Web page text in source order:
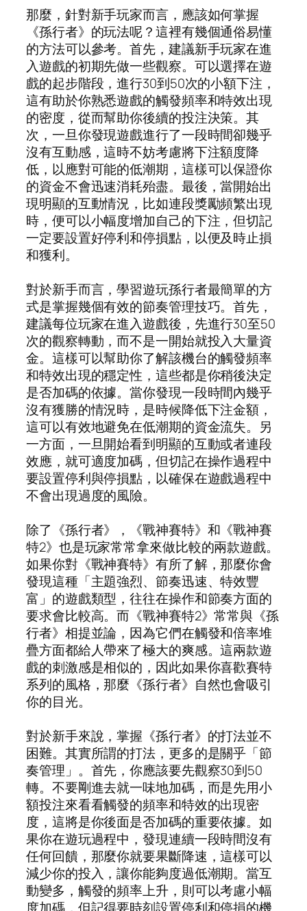
那麼，針對新手玩家而言，應該如何掌握
《孫行者》的玩法呢？這裡有幾個通俗易懂
的方法可以參考。首先，建議新手玩家在進
入遊戲的初期先做一些觀察。可以選擇在遊
戲的起步階段，進行30到50次的小額下注，
這有助於你熟悉遊戲的觸發頻率和特效出現
的密度，從而幫助你後續的投注決策。其
次，一旦你發現遊戲進行了一段時間卻幾乎
沒有互動感，這時不妨考慮將下注額度降
低，以應對可能的低潮期，這樣可以保證你
的資金不會迅速消耗殆盡。最後，當開始出
現明顯的互動情況，比如連段獎勵頻繁出現
時，便可以小幅度增加自己的下注，但切記
一定要設置好停利和停損點，以便及時止損
和獲利。
對於新手而言，學習遊玩孫行者最簡單的方
式是掌握幾個有效的節奏管理技巧。首先，
建議每位玩家在進入遊戲後，先進行30至50
次的觀察轉動，而不是一開始就投入大量資
金。這樣可以幫助你了解該機台的觸發頻率
和特效出現的穩定性，這些都是你稍後決定
是否加碼的依據。當你發現一段時間內幾乎
沒有獲勝的情況時，是時候降低下注金額，
這可以有效地避免在低潮期的資金流失。另
一方面，一旦開始看到明顯的互動或者連段
效應，就可適度加碼，但切記在操作過程中
要設置停利與停損點，以確保在遊戲過程中
不會出現過度的風險。
除了《孫行者》，《戰神賽特》和《戰神賽
特2》也是玩家常常拿來做比較的兩款遊戲。
如果你對《戰神賽特》有所了解，那麼你會
發現這種「主題強烈、節奏迅速、特效豐
富」的遊戲類型，往往在操作和節奏方面的
要求會比較高。而《戰神賽特2》常常與《孫
行者》相提並論，因為它們在觸發和倍率堆
疊方面都給人帶來了極大的爽感。這兩款遊
戲的刺激感是相似的，因此如果你喜歡賽特
系列的風格，那麼《孫行者》自然也會吸引
你的目光。
對於新手來說，掌握《孫行者》的打法並不
困難。其實所謂的打法，更多的是關乎「節
奏管理」。首先，你應該要先觀察30到50
轉。不要剛進去就一味地加碼，而是先用小
額投注來看看觸發的頻率和特效的出現密
度，這將是你後面是否加碼的重要依據。如
果你在遊玩過程中，發現連續一段時間沒有
任何回饋，那麼你就要果斷降速，這樣可以
減少你的投入，讓你能夠度過低潮期。當互
動變多，觸發的頻率上升，則可以考慮小幅